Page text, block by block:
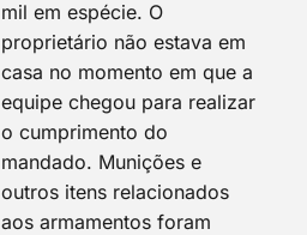
mil em espécie. O
proprietário não estava em
casa no momento em que a
equipe chegou para realizar
o cumprimento do
mandado. Munições e
outros itens relacionados
aos armamentos foram